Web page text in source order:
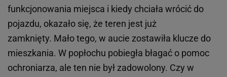
funkcjonowania miejsca i kiedy chciała wrócić do
pojazdu, okazało się, że teren jest już
zamknięty. Mało tego, w aucie zostawiła klucze do
mieszkania. W popłochu pobiegła błagać o pomoc
ochroniarza, ale ten nie był zadowolony. Czy w